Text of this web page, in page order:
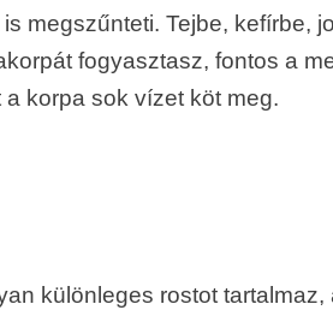
megszűnteti. Tejbe, kefírbe,
fogyasztasz, fontos a
a korpa sok vízet köt meg.
különleges rostot